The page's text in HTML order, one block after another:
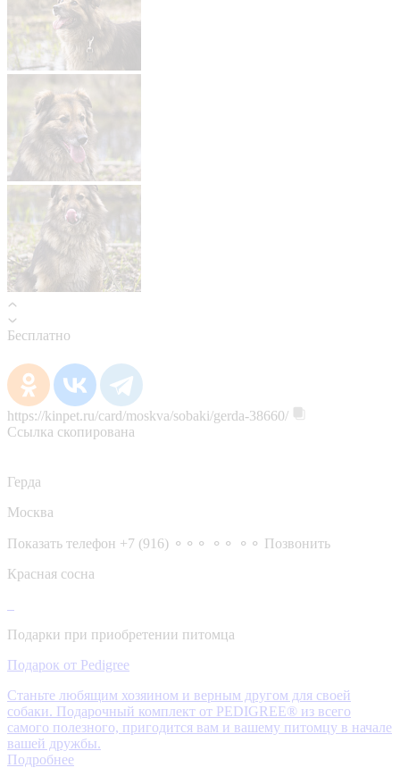
Бесплатно
https://kinpet.ru/card/moskva/sobaki/gerda-38660/
Ссылка скопирована
Герда
Москва
Показать телефон +7 (916) ⚬⚬⚬ ⚬⚬ ⚬⚬ Позвонить
Красная сосна
Подарки при приобретении питомца
Подарок от Pedigree
Станьте любящим хозяином и верным другом для своей
собаки. Подарочный комплект от PEDIGREE® из всего
самого полезного, пригодится вам и вашему питомцу в начале
вашей дружбы.
Подробнее